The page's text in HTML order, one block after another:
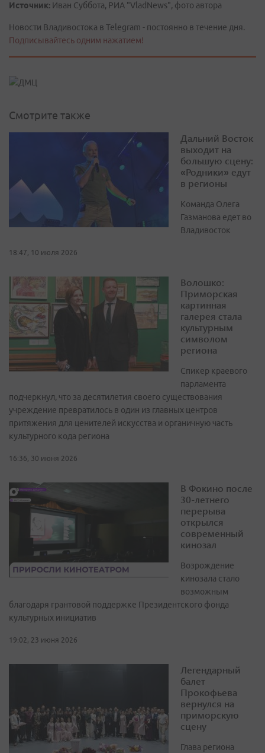
Источник: Иван Суббота, РИА "VladNews", фото автора
Новости Владивостока в Telegram - постоянно в течение дня.
Подписывайтесь одним нажатием!
Смотрите также
Дальний Восток
выходит на
большую сцену:
«Родники» едут
в регионы
Команда Олега
Газманова едет во
Владивосток
18:47, 10 июля 2026
Волошко:
Приморская
картинная
галерея стала
культурным
символом
региона
Спикер краевого
парламента
подчеркнул, что за десятилетия своего существования
учреждение превратилось в один из главных центров
притяжения для ценителей искусства и органичную часть
культурного кода региона
16:36, 30 июня 2026
В Фокино после
30-летнего
перерыва
открылся
современный
кинозал
Возрождение
кинозала стало
возможным
благодаря грантовой поддержке Президентского фонда
культурных инициатив
19:02, 23 июня 2026
Легендарный
балет
Прокофьева
вернулся на
приморскую
сцену
Глава региона